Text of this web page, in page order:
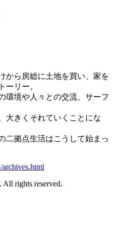
から房総に土地を買い、家を
ーリー。
環境や人々との交流、サーフ
大きくそれていくことにな
二拠点生活はこうして始まっ
archives.html
rights reserved.